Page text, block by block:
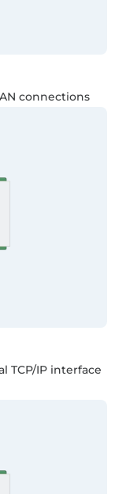
connections
TCP/IP interface